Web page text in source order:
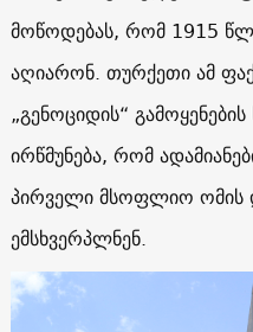
მოწოდებას, რომ 1915
აღიარონ. თურქეთი ამ
„გენოციდის“
ირწმუნება, რომ
პირველი მსოფლიო ომის
ემსხვერპლნენ.